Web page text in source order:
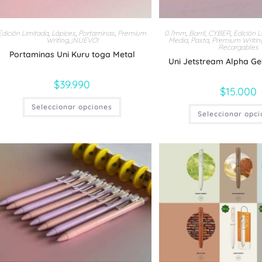
Limitada, Lápices, Portaminas, Premium
Writing, ¡NUEVO!
Portaminas Uni Kuru toga Metal
$39.990
Seleccionar opciones
Este
tiene
Las
se
pueden
elegir
en
la
página
de
producto
0.7mm, Barril, CYBER, Edición
Media, Pasta, Premium
Recargables
Uni Jetstream Alpha
$15.000
Seleccionar